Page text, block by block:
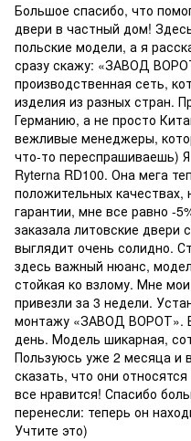
Большое спасибо, что
двери в частный дом!
польские модели, а я
сразу скажу: «ЗАВОД
производственная сеть,
изделия из разных стран.
Германию, а не просто
вежливые менеджеры,
что-то переспрашиваешь)
Ryterna RD100. Она мега
положительных качествах,
гарантии, мне все равно -
заказала литовские двери
выглядит очень солидно.
здесь важный нюанс,
стойкая ко взлому. Мне
привезли за 3 недели.
монтажу «ЗАВОД ВОРОТ».
день. Модель шикарная,
Пользуюсь уже 2 месяца и
сказать, что они
все нравится! Спасибо
перенесли: теперь он
Учтите это)